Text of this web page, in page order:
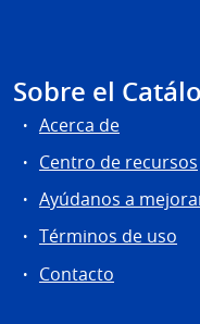
Sobre el
Acerca de
Centro de recursos
Ayúdanos a
Términos de uso
Contacto